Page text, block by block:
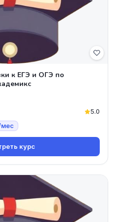
к ЕГЭ и ОГЭ по
5.0
мес
курс